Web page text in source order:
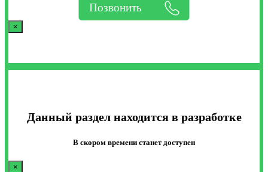
Позвонить
×
Данный раздел находится в разработке
В скором времени станет доступен
×